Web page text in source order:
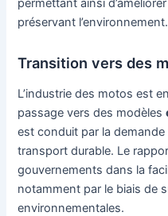
permettant ainsi
préservant l’environnement.
Transition vers des
L’industrie des motos est
passage vers des modèles
est conduit par la
transport durable. Le
gouvernements dans la
notamment par le biais de
environnementales.